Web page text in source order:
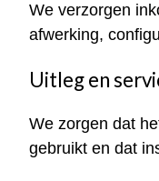
We verzorgen
afwerking,
Uitleg en
We zorgen dat
gebruikt en dat